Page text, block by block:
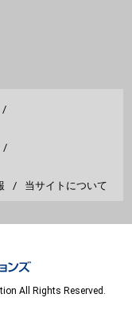
当サイトについて
All Rights Reserved.